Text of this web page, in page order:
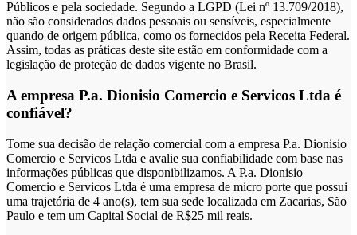
Públicos e pela sociedade. Segundo a LGPD (Lei nº 13.709/2018),
não são considerados dados pessoais ou sensíveis, especialmente
quando de origem pública, como os fornecidos pela Receita Federal.
Assim, todas as práticas deste site estão em conformidade com a
legislação de proteção de dados vigente no Brasil.
A empresa P.a. Dionisio Comercio e Servicos Ltda é
confiável?
Tome sua decisão de relação comercial com a empresa P.a. Dionisio
Comercio e Servicos Ltda e avalie sua confiabilidade com base nas
informações públicas que disponibilizamos. A P.a. Dionisio
Comercio e Servicos Ltda é uma empresa de micro porte que possui
uma trajetória de 4 ano(s), tem sua sede localizada em Zacarias, São
Paulo e tem um Capital Social de R$25 mil reais.